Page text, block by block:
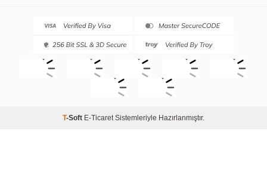
T-Soft E-Ticaret Sistemleriyle Hazırlanmıştır.